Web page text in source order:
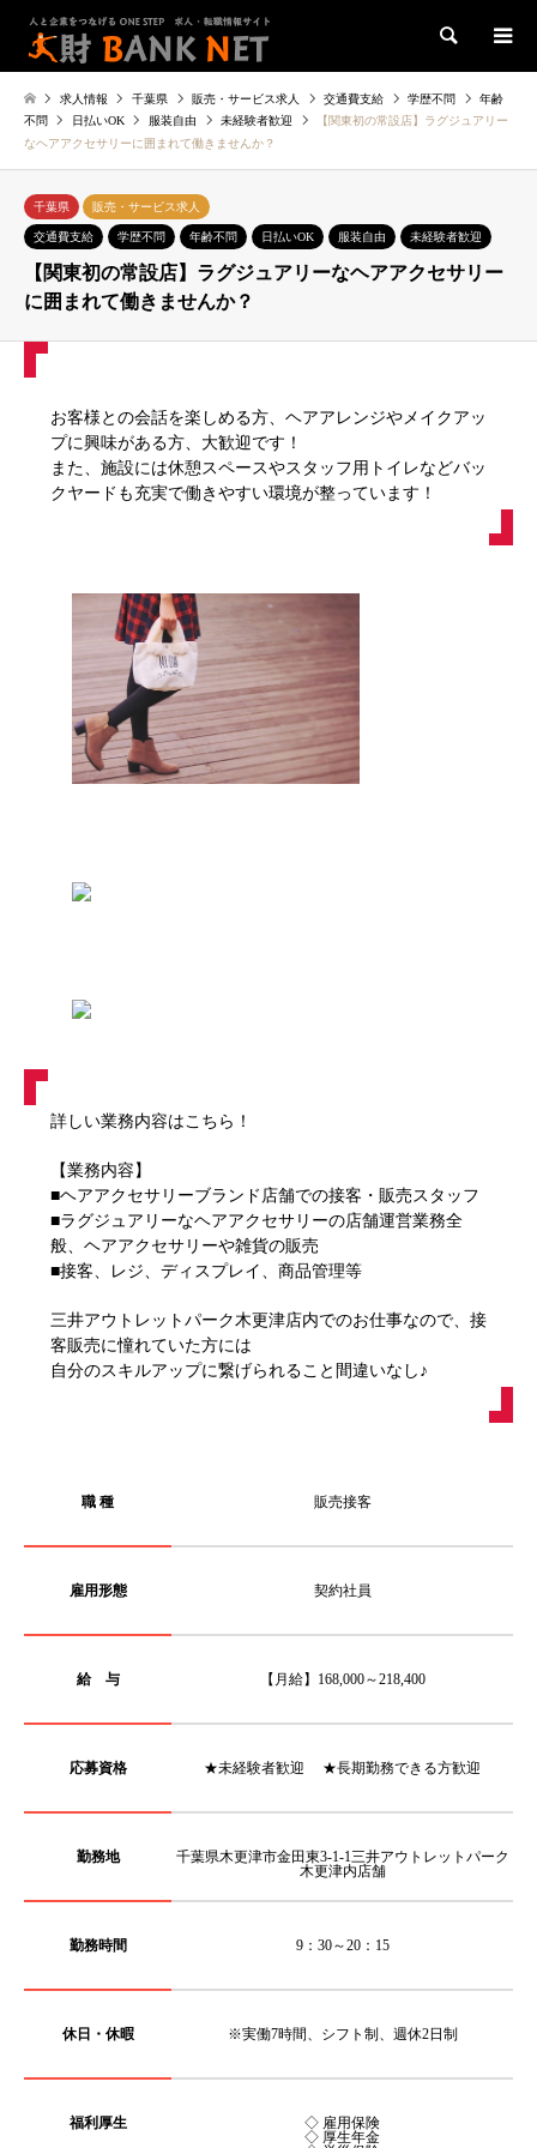
検索
求人情報 千葉県 販売・サービス求人 交通費支給 学歴不問
年齢
不問
日払いOK 服装自由 未経験者歓迎
【関東初の常設店】ラグジュアリー
なヘアアクセサリーに囲まれて働きませんか？
千葉県 販売・サービス求人
交通費支給 学歴不問 年齢不問 日払いOK 服装自由 未経験者歓迎
【関東初の常設店】ラグジュアリーなヘアアクセサリー
に囲まれて働きませんか？
お客様との会話を楽しめる方、ヘアアレンジやメイクアッ
プに興味がある方、大歓迎です！
また、施設には休憩スペースやスタッフ用トイレなどバッ
クヤードも充実で働きやすい環境が整っています！
詳しい業務内容はこちら！
【業務内容】
■ヘアアクセサリーブランド店舗での接客・販売スタッフ
■ラグジュアリーなヘアアクセサリーの店舗運営業務全
般、ヘアアクセサリーや雑貨の販売
■接客、レジ、ディスプレイ、商品管理等
三井アウトレットパーク木更津店内でのお仕事なので、接
客販売に憧れていた方には
自分のスキルアップに繋げられること間違いなし♪
職 種 販売接客
雇用形態 契約社員
給 与 【月給】168,000～218,400
応募資格 ★未経験者歓迎 ★長期勤務できる方歓迎
勤務地
千葉県木更津市金田東3-1-1三井アウトレットパーク
木更津内店舗
勤務時間 9：30～20：15
休日・休暇 ※実働7時間、シフト制、週休2日制
福利厚生
◇ 雇用保険
◇ 厚生年金